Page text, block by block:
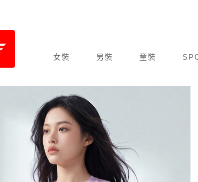
女裝 男裝 童裝